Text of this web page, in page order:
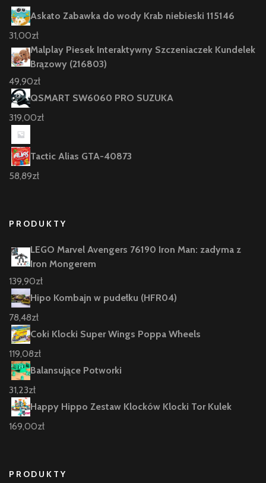
Askato Zabawka do wody Krab niebieski 115146
31,00zł
Malplay Piesek Interaktywny Szczeniaczek Kundelek
Brązowy (216803)
49,90zł
QSMART SW6060 PRO SUZUKA
319,00zł
Tactic Alias GTA-40873
58,89zł
PRODUKTY
LEGO Marvel Avengers 76190 Iron Man: zadyma z
Iron Mongerem
139,90zł
Hipo Kombajn w pudełku (HFR04)
78,48zł
Coki Klocki Super Wings Poppa Wheels
119,08zł
Balansujące Potworki
31,23zł
Happy Hippo Zestaw Klocków Klocki Tor Kulek
169,00zł
PRODUKTY